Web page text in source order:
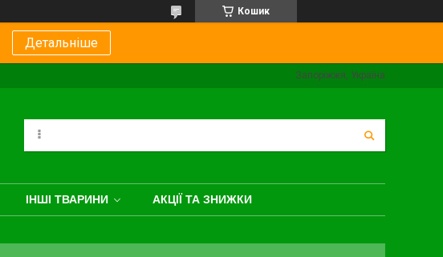
Кошик
Детальніше
Запоріжжя, Україна
ІНШІ ТВАРИНИ АКЦІЇ ТА ЗНИЖКИ